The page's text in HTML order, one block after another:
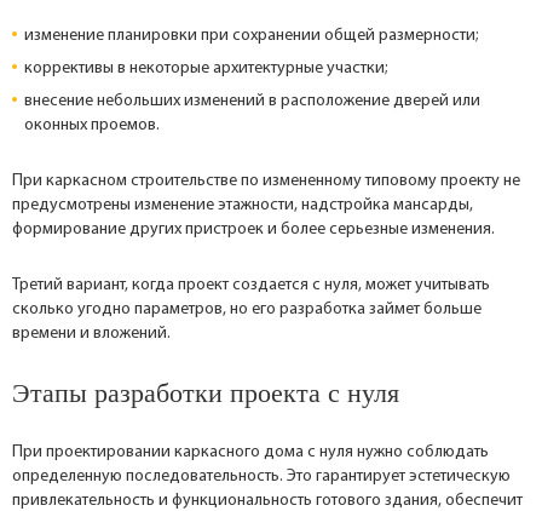
изменение планировки при сохранении общей размерности;
коррективы в некоторые архитектурные участки;
внесение небольших изменений в расположение дверей или
оконных проемов.
При каркасном строительстве по измененному типовому проекту не
предусмотрены изменение этажности, надстройка мансарды,
формирование других пристроек и более серьезные изменения.
Третий вариант, когда проект создается с нуля, может учитывать
сколько угодно параметров, но его разработка займет больше
времени и вложений.
Этапы разработки проекта с нуля
При проектировании каркасного дома с нуля нужно соблюдать
определенную последовательность. Это гарантирует эстетическую
привлекательность и функциональность готового здания, обеспечит